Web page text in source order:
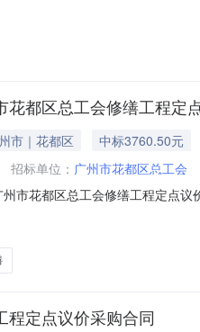
系方式：86832309供应商（乙
花都区总工会修缮工程定
市｜花都区
中标3760.50元
招标单位： 广州市花都区总工会
市花都区总工会修缮工程定点
联系*式：86832309供应商(乙
程定点议价采购合同